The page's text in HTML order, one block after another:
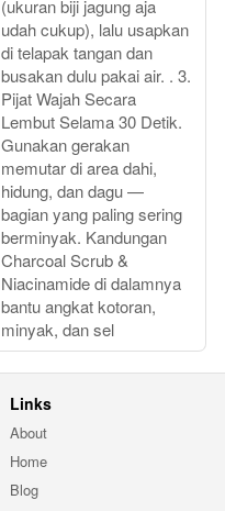
(ukuran biji jagung aja
udah cukup), lalu usapkan
di telapak tangan dan
busakan dulu pakai air. . 3.
Pijat Wajah Secara
Lembut Selama 30 Detik.
Gunakan gerakan
memutar di area dahi,
hidung, dan dagu —
bagian yang paling sering
berminyak. Kandungan
Charcoal Scrub &
Niacinamide di dalamnya
bantu angkat kotoran,
minyak, dan sel
Links
About
Home
Blog